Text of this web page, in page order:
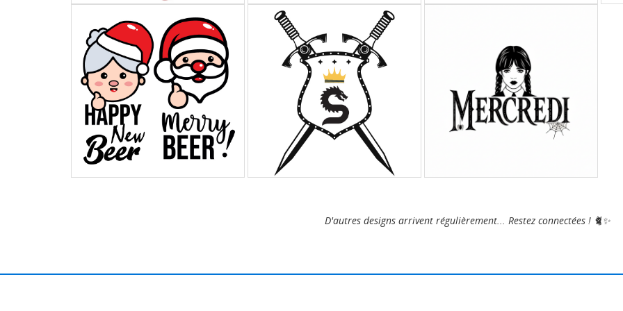
D'autres designs arrivent régulièrement... Restez connectées ! 🐈✨